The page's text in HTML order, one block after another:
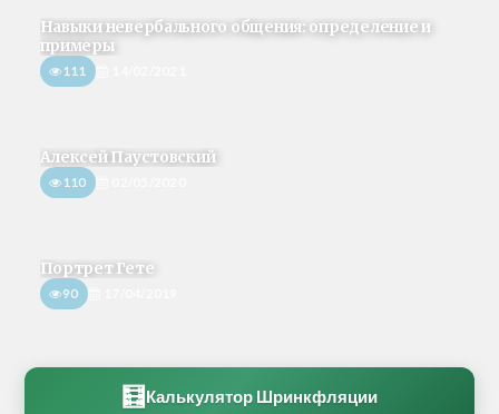
Навыки невербального общения: определение и
примеры
111
Алексей Паустовский
110
Портрет Гете
90
🧮 Калькулятор Шринкфляции